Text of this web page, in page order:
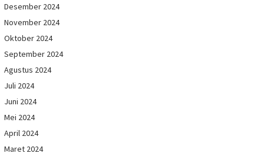
Desember 2024
November 2024
Oktober 2024
September 2024
Agustus 2024
Juli 2024
Juni 2024
Mei 2024
April 2024
Maret 2024